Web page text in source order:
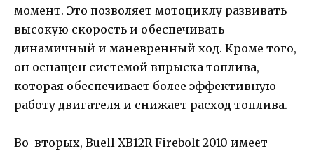
момент. Это позволяет мотоциклу развивать
высокую скорость и обеспечивать
динамичный и маневренный ход. Кроме того,
он оснащен системой впрыска топлива,
которая обеспечивает более эффективную
работу двигателя и снижает расход топлива.
Во-вторых, Buell XB12R Firebolt 2010 имеет